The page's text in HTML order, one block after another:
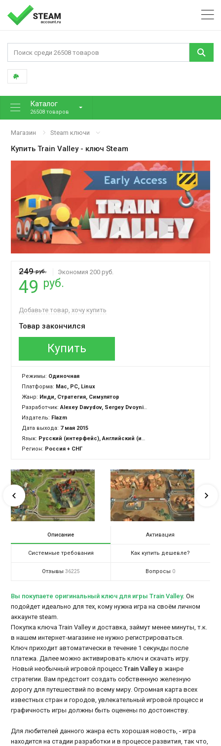
Каталог
26508 товаров
Магазин Steam ключи
КупитьTrain Valley- ключ Steam
249руб. Экономия 200 руб.
49 руб.
Добавьте товар, хочу купить
Товар закончился
Купить
Режимы: Одиночная
Платформа: Mac, PC, Linux
Жанр: Инди, Стратегия, Симулятор
Разработчик:Alexey Davydov, Sergey Dvoynikov, Timofey Shargorodskiy
Издатель: Flazm
Дата выхода: 7 мая 2015
Язык: Русский (интерфейс), Английский (интерфейс)
Регион: Россия + СНГ
Описание Активация
Системные требования Как купить дешевле?
Отзывы 36225 Вопросы 0
Вы покупаете оригинальный ключ для игры Train Valley. Он
подойдет идеально для тех, кому нужна игра на своём личном
аккаунте steam.
Покупка ключа Train Valley и доставка, займут менее минуты, т.к.
в нашем интернет-магазине не нужно регистрироваться.
Ключ приходит автоматически в течение 1 секунды после
платежа. Далее можно активировать ключ и скачать игру.
Новый необычный игровой процессTrain Valleyв жанре
стратегии. Вам предстоит создать собственную железную
дорогу для путешествий по всему миру. Огромная карта всех
известных стран и городов, увлекательный игровой процесс и
графичность игры должны быть оценены по достоинству.
Для любителей данного жанра есть хорошая новость, - игра
находится на стадии разработки и в процессе развития, так что,